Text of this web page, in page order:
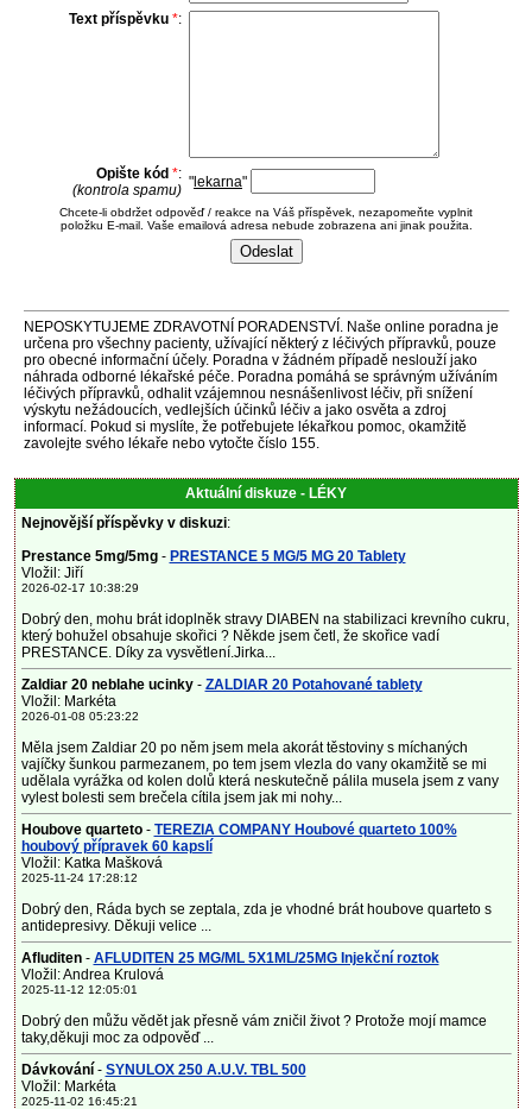
Text příspěvku *:
Opište kód *:
(kontrola spamu) " lekarna"
Chcete-li obdržet odpověď / reakce na Váš příspěvek, nezapomeňte vyplnit
položku E-mail. Vaše emailová adresa nebude zobrazena ani jinak použita.
NEPOSKYTUJEME ZDRAVOTNÍ PORADENSTVÍ. Naše online poradna je
určena pro všechny pacienty, užívající některý z léčivých přípravků, pouze
pro obecné informační účely. Poradna v žádném případě neslouží jako
náhrada odborné lékařské péče. Poradna pomáhá se správným užíváním
léčivých přípravků, odhalit vzájemnou nesnášenlivost léčiv, při snížení
výskytu nežádoucích, vedlejších účinků léčiv a jako osvěta a zdroj
informací. Pokud si myslíte, že potřebujete lékařkou pomoc, okamžitě
zavolejte svého lékaře nebo vytočte číslo 155.
Aktuální diskuze - LÉKY
Nejnovější příspěvky v diskuzi:
Prestance 5mg/5mg- PRESTANCE 5 MG/5 MG 20 Tablety
Vložil: Jiří
2026-02-17 10:38:29
Dobrý den, mohu brát idoplněk stravy DIABEN na stabilizaci krevního cukru,
který bohužel obsahuje skořici ? Někde jsem četl, že skořice vadí
PRESTANCE. Díky za vysvětlení.Jirka...
Zaldiar 20 neblahe ucinky- ZALDIAR 20 Potahované tablety
Vložil: Markéta
2026-01-08 05:23:22
Měla jsem Zaldiar 20 po něm jsem mela akorát těstoviny s míchaných
vajíčky šunkou parmezanem, po tem jsem vlezla do vany okamžitě se mi
udělala vyrážka od kolen dolů která neskutečně pálila musela jsem z vany
vylest bolesti sem brečela cítila jsem jak mi nohy...
Houbove quarteto- TEREZIA COMPANY Houbové quarteto 100%
houbový přípravek 60 kapslí
Vložil: Katka Mašková
2025-11-24 17:28:12
Dobrý den, Ráda bych se zeptala, zda je vhodné brát houbove quarteto s
antidepresivy. Děkuji velice ...
Afluditen- AFLUDITEN 25 MG/ML 5X1ML/25MG Injekční roztok
Vložil: Andrea Krulová
2025-11-12 12:05:01
Dobrý den můžu vědět jak přesně vám zničil život ? Protože mojí mamce
taky,děkuji moc za odpověď ...
Dávkování - SYNULOX 250 A.U.V. TBL 500
Vložil: Markéta
2025-11-02 16:45:21